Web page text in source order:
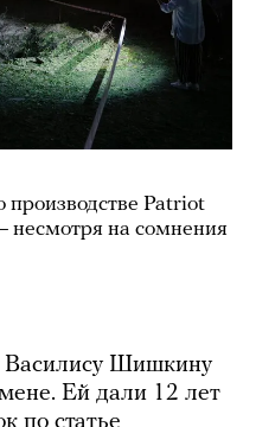
производстве Patriot
несмотря на сомнения
Василису Шишкину
Ей дали 12 лет